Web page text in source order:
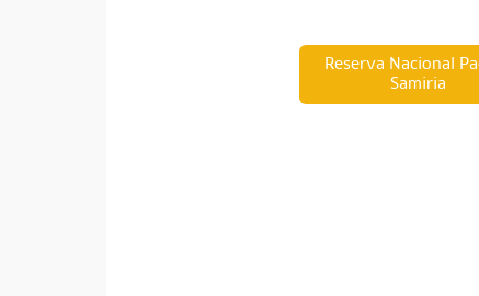
Reserva Nacional
Samiria